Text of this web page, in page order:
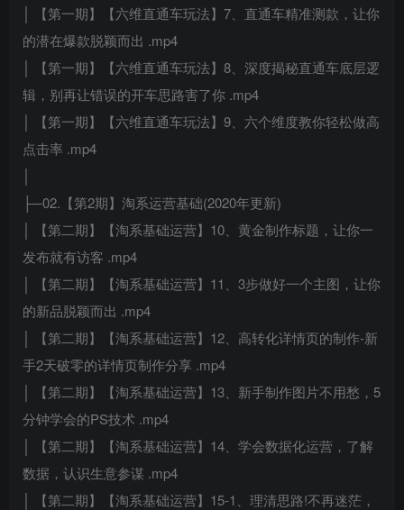
│ 【第一期】【六维直通车玩法】7、直通车精准测款，让你
的潜在爆款脱颖而出 .mp4
│ 【第一期】【六维直通车玩法】8、深度揭秘直通车底层逻
辑，别再让错误的开车思路害了你 .mp4
│ 【第一期】【六维直通车玩法】9、六个维度教你轻松做高
点击率 .mp4
├─02.【第2期】淘系运营基础(2020年更新)
│ 【第二期】【淘系基础运营】10、黄金制作标题，让你一
发布就有访客 .mp4
│ 【第二期】【淘系基础运营】11、3步做好一个主图，让你
的新品脱颖而出 .mp4
│ 【第二期】【淘系基础运营】12、高转化详情页的制作-新
手2天破零的详情页制作分享 .mp4
│ 【第二期】【淘系基础运营】13、新手制作图片不用愁，5
分钟学会的PS技术 .mp4
│ 【第二期】【淘系基础运营】14、学会数据化运营，了解
数据，认识生意参谋 .mp4
│ 【第二期】【淘系基础运营】15-1、理清思路!不再迷茫，